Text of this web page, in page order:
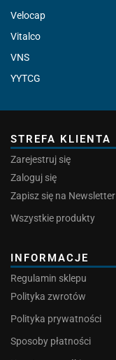
Velocap
Vitalco
VNS
YYTCG
STREFA KLIENTA
Zarejestruj się
Zaloguj się
Zapisz się na Newsletter
Wszystkie produkty
INFORMACJE
Regulamin sklepu
Polityka zwrotów
Polityka prywatności
Sposoby płatności